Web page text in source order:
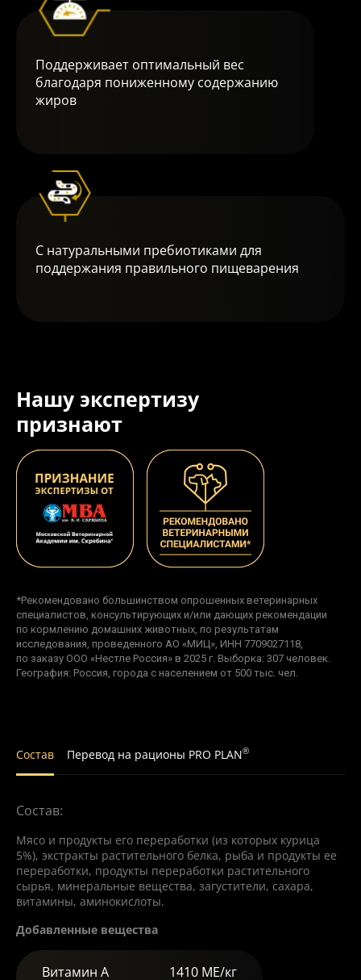
Поддерживает оптимальный вес
благодаря пониженному содержанию
жиров
С натуральными пребиотиками для
поддержания правильного пищеварения
Нашу экспертизу
признают
*Рекомендовано большинством опрошенных ветеринарных
специалистов, консультирующих и/или дающих рекомендации
по кормлению домашних животных, по результатам
исследования, проведенного АО «МИЦ», ИНН 7709027118,
по заказу ООО «Нестле Россия» в 2025 г. Выборка: 307 человек.
География: Россия, города с населением от 500 тыс. чел.
Состав Перевод на рационы PRO PLAN®
Состав:
Мясо и продукты его переработки (из которых курица
5%), экстракты растительного белка, рыба и продукты ее
переработки, продукты переработки растительного
сырья, минеральные вещества, загустители, сахара,
витамины, аминокислоты.
Добавленные вещества
Витамин А 1410 МЕ/кг